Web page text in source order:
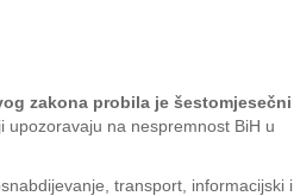
zakona probila je šestomjesečni
na nespremnost BiH u
transport, informacijski i